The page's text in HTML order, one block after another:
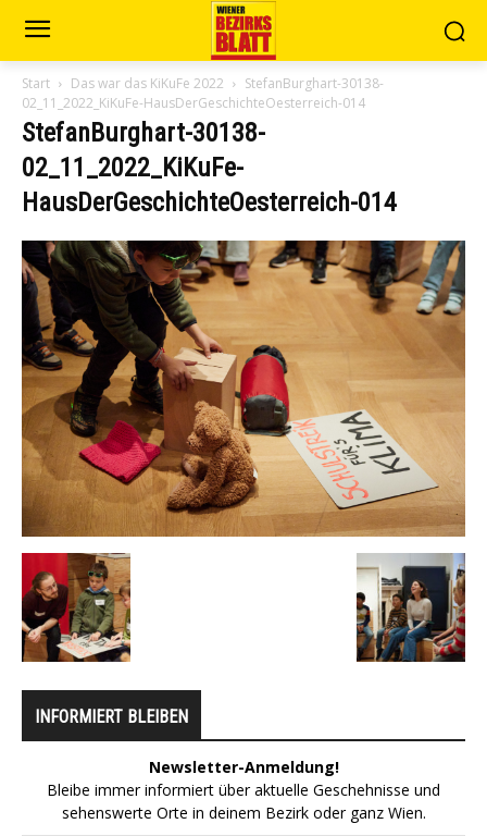
Start Das war das KiKuFe 2022
StefanBurghart-30138-
02_11_2022_KiKuFe-HausDerGeschichteOesterreich-014
StefanBurghart-30138-
02_11_2022_KiKuFe-
HausDerGeschichteOesterreich-014
INFORMIERT BLEIBEN
Newsletter-Anmeldung!
Bleibe immer informiert über aktuelle Geschehnisse und
sehenswerte Orte in deinem Bezirk oder ganz Wien.